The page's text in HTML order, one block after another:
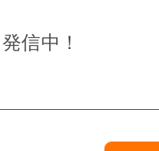
発信中！